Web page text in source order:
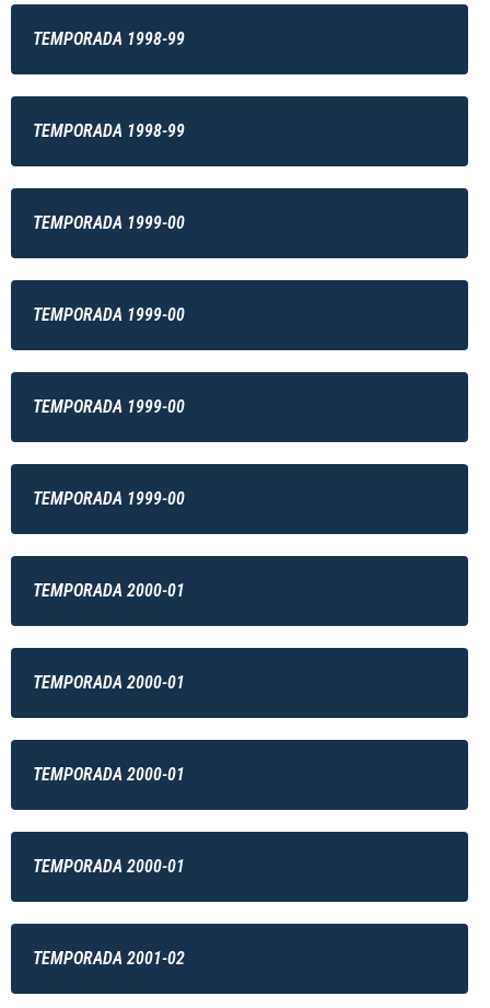
TEMPORADA 1998-99
TEMPORADA 1998-99
TEMPORADA 1999-00
TEMPORADA 1999-00
TEMPORADA 1999-00
TEMPORADA 1999-00
TEMPORADA 2000-01
TEMPORADA 2000-01
TEMPORADA 2000-01
TEMPORADA 2000-01
TEMPORADA 2001-02